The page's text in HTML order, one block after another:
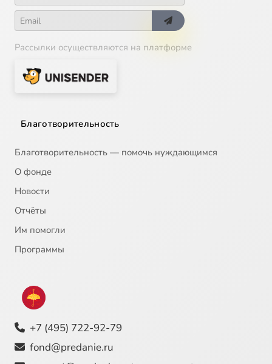
Рассылки осуществляются на платформе
Благотворительность
Благотворительность — помочь нуждающимся
О фонде
Новости
Отчёты
Им помогли
Программы
+7 (495) 722-92-79
fond@predanie.ru